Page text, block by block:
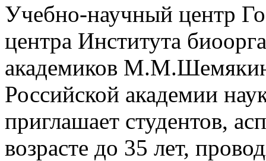
Учебно-научный центр
центра Института
академиков
Российской академии
приглашает студентов,
возрасте до 35 лет,